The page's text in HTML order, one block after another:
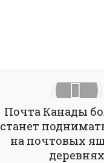
Почта Канады
станет
на почтовых
деревнях